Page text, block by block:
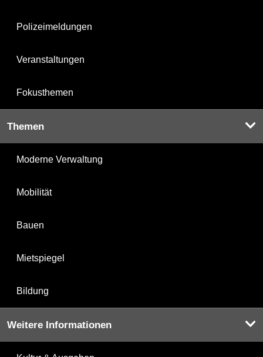
Polizeimeldungen
Veranstaltungen
Fokusthemen
Themen
Moderne Verwaltung
Mobilität
Bauen
Mietspiegel
Bildung
Weitere Informationen